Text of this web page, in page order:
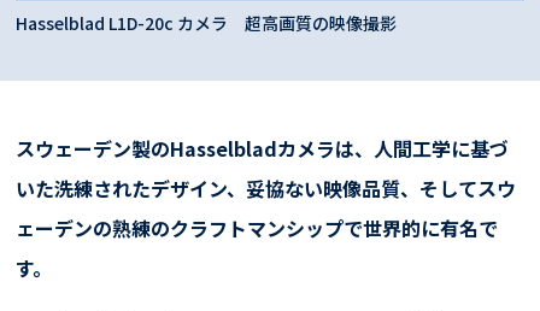
Hasselblad L1D-20c カメラ 超高画質の映像撮影
スウェーデン製のHasselbladカメラは、人間工学に基づ
いた洗練されたデザイン、妥協ない映像品質、そしてスウ
ェーデンの熟練のクラフトマンシップで世界的に有名で
す。